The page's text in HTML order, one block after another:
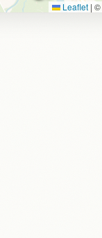
Leaflet | ©